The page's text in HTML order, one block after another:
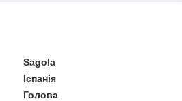
Sagola
Іспанія
Голова